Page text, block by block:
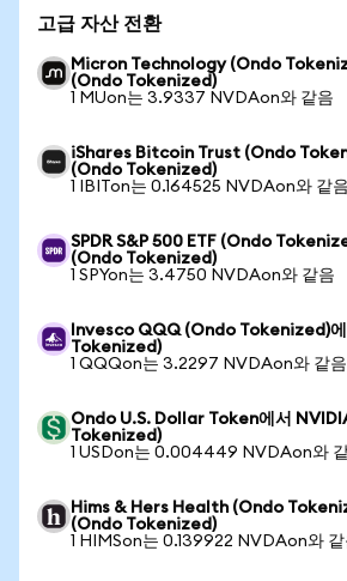
고급 자산 전환
Micron Technology (Ondo
(Ondo Tokenized)
1 MUon는 3.9337 NVDAon와 같음
iShares Bitcoin Trust (Ondo
(Ondo Tokenized)
1 IBITon는 0.164525 NVDAon와 같음
SPDR S&P 500 ETF (Ondo
(Ondo Tokenized)
1 SPYon는 3.4750 NVDAon와 같음
Invesco QQQ (Ondo Tokenized)
Tokenized)
1 QQQon는 3.2297 NVDAon와 같음
Ondo U.S. Dollar Token에서
Tokenized)
1 USDon는 0.004449 NVDAon와
Hims & Hers Health (Ondo
(Ondo Tokenized)
1 HIMSon는 0.139922 NVDAon와 같